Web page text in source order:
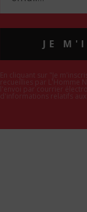
JE
En cliquant sur "Je
recueillies par L'Homme
l'envoi par courrier
d'informations relatifs